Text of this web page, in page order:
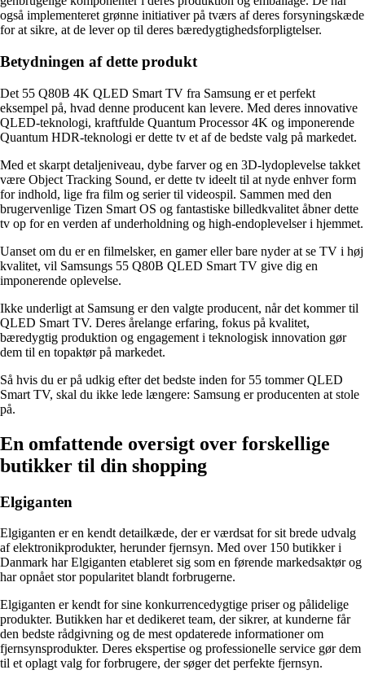
også implementeret grønne initiativer på tværs af deres forsyningskæde
for at sikre, at de lever op til deres bæredygtighedsforpligtelser.
Betydningen af ​​dette produkt
Det 55 Q80B 4K QLED Smart TV fra Samsung er et perfekt
eksempel på, hvad denne producent kan levere. Med deres innovative
QLED-teknologi, kraftfulde Quantum Processor 4K og imponerende
Quantum HDR-teknologi er dette tv et af de bedste valg på markedet.
Med et skarpt detaljeniveau, dybe farver og en 3D-lydoplevelse takket
være Object Tracking Sound, er dette tv ideelt til at nyde enhver form
for indhold, lige fra film og serier til videospil. Sammen med den
brugervenlige Tizen Smart OS og fantastiske billedkvalitet åbner dette
tv op for en verden af ​​underholdning og high-endoplevelser i hjemmet.
Uanset om du er en filmelsker, en gamer eller bare nyder at se TV i høj
kvalitet, vil Samsungs 55 Q80B QLED Smart TV give dig en
imponerende oplevelse.
Ikke underligt at Samsung er den valgte producent, når det kommer til
QLED Smart TV. Deres årelange erfaring, fokus på kvalitet,
bæredygtig produktion og engagement i teknologisk innovation gør
dem til en topaktør på markedet.
Så hvis du er på udkig efter det bedste inden for 55 tommer QLED
Smart TV, skal du ikke lede længere: Samsung er producenten at stole
på.
En omfattende oversigt over forskellige
butikker til din shopping
Elgiganten
Elgiganten er en kendt detailkæde, der er værdsat for sit brede udvalg
af elektronikprodukter, herunder fjernsyn. Med over 150 butikker i
Danmark har Elgiganten etableret sig som en førende markedsaktør og
har opnået stor popularitet blandt forbrugerne.
Elgiganten er kendt for sine konkurrencedygtige priser og pålidelige
produkter. Butikken har et dedikeret team, der sikrer, at kunderne får
den bedste rådgivning og de mest opdaterede informationer om
fjernsynsprodukter. Deres ekspertise og professionelle service gør dem
til et oplagt valg for forbrugere, der søger det perfekte fjernsyn.